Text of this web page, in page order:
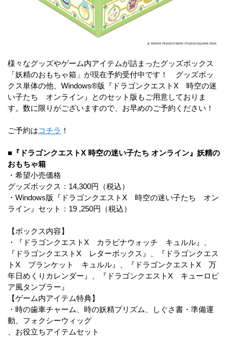
様々なグッズやゲーム内アイテムが詰まったグッズボックス
「妖精のおもちゃ箱」が現在予約受付中です！ グッズボッ
クス単体の他、Windows®版『ドラゴンクエストX 時空の迷
い子たち オンライン』とのセット版もご用意しておりま
す。数に限りがございますので、お早めのご予約ください！
ご予約はコチラ ！
■『ドラゴンクエストX 時空の迷い子たち オンライン』妖精の
おもちゃ箱
・希望小売価格
グッズボックス：14,300円（税込）
・Windows版『ドラゴンクエストX 時空の迷い子たち オン
ライン』セット：19 ,250円（税込）
【ボックス内容】
・『ドラゴンクエストX カラビナウォッチ キュルル』、
『ドラゴンクエストX レターボックス』、『ドラゴンクエス
トX ブランケット キュルル』、『ドラゴンクエストX 万
年日めくりカレンダー』、『ドラゴンクエストX キューロピ
ア風タンブラー』
【ゲーム内アイテム特典】
・時の歯車チャーム、時の妖精プリズム、しぐさ書・準備運
動、フォクシーウィッグ
、お役立ちアイテムセット